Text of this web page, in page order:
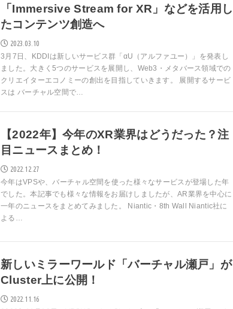
「Immersive Stream for XR」などを活用し
たコンテンツ創造へ
2023.03.10
3月7日、KDDIは新しいサービス群「αU（アルファユー）」を発表し
ました。大きく5つのサービスを展開し、Web3・メタバース領域での
クリエイターエコノミーの創出を目指していきます。 展開するサービ
スは バーチャル空間で…
【2022年】今年のXR業界はどうだった？注
目ニュースまとめ！
2022.12.27
今年はVPSや、バーチャル空間を使った様々なサービスが登場した年
でした。本記事でも様々な情報をお届けしましたが、AR業界を中心に
一年のニュースをまとめてみました。 Niantic・8th Wall Niantic社に
よる…
新しいミラーワールド「バーチャル瀬戸」が
Cluster上に公開！
2022.11.16